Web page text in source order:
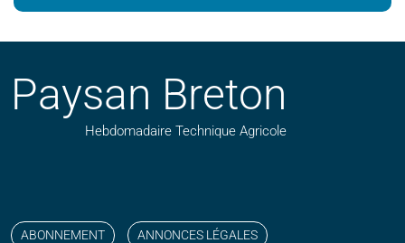
Paysan Breton
Hebdomadaire Technique Agricole
ABONNEMENT ANNONCES LÉGALES